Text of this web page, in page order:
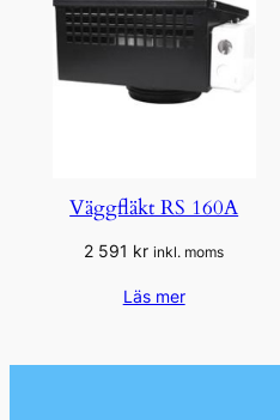
Väggfläkt RS 160A
2 591 kr inkl. moms
Läs mer